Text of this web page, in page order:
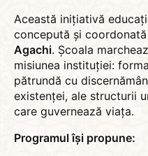
Această inițiativă
concepută și
Agachi. Școala
misiunea instituției:
pătrundă cu
existenței, ale structurii
care guvernează viața.
Programul își propune: